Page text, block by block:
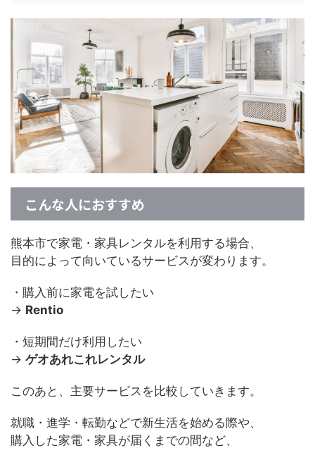
こんな人におすすめ
熊本市で家電・家具レンタルを利用する場合、
目的によって向いているサービスが変わります。
・購入前に家電を試したい
→ Rentio
・短期間だけ利用したい
→ ゲオあれこれレンタル
このあと、主要サービスを比較していきます。
就職・進学・転勤などで新生活を始める際や、
購入した家電・家具が届くまでの間など、